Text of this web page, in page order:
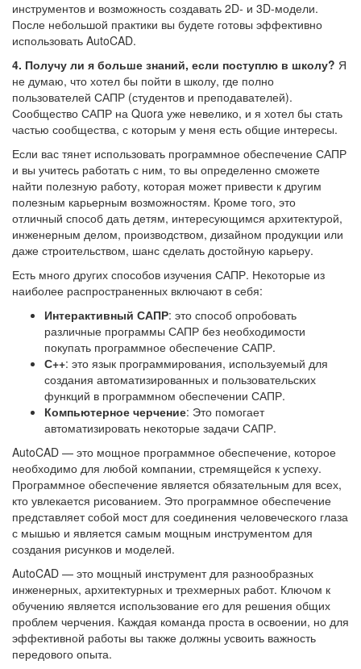
инструментов и возможность создавать 2D- и 3D-модели.
После небольшой практики вы будете готовы эффективно
использовать AutoCAD.
4. Получу ли я больше знаний, если поступлю в школу? Я
не думаю, что хотел бы пойти в школу, где полно
пользователей САПР (студентов и преподавателей).
Сообщество САПР на Quora уже невелико, и я хотел бы стать
частью сообщества, с которым у меня есть общие интересы.
Если вас тянет использовать программное обеспечение САПР
и вы учитесь работать с ним, то вы определенно сможете
найти полезную работу, которая может привести к другим
полезным карьерным возможностям. Кроме того, это
отличный способ дать детям, интересующимся архитектурой,
инженерным делом, производством, дизайном продукции или
даже строительством, шанс сделать достойную карьеру.
Есть много других способов изучения САПР. Некоторые из
наиболее распространенных включают в себя:
Интерактивный САПР: это способ опробовать
различные программы САПР без необходимости
покупать программное обеспечение САПР.
С++: это язык программирования, используемый для
создания автоматизированных и пользовательских
функций в программном обеспечении САПР.
Компьютерное черчение: Это помогает
автоматизировать некоторые задачи САПР.
AutoCAD — это мощное программное обеспечение, которое
необходимо для любой компании, стремящейся к успеху.
Программное обеспечение является обязательным для всех,
кто увлекается рисованием. Это программное обеспечение
представляет собой мост для соединения человеческого глаза
с мышью и является самым мощным инструментом для
создания рисунков и моделей.
AutoCAD — это мощный инструмент для разнообразных
инженерных, архитектурных и трехмерных работ. Ключом к
обучению является использование его для решения общих
проблем черчения. Каждая команда проста в освоении, но для
эффективной работы вы также должны усвоить важность
передового опыта.